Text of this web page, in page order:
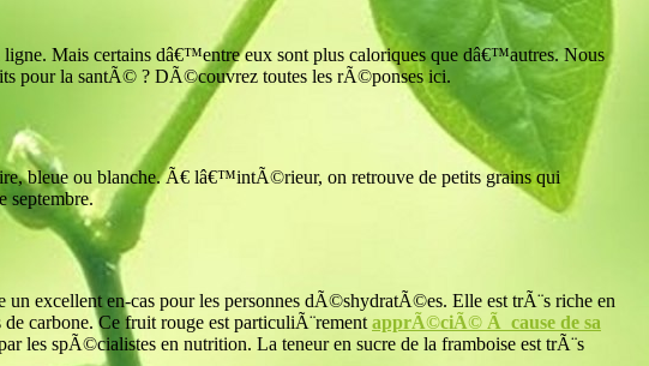
Mais certains dâ€™entre eux sont plus caloriques que dâ€™autres. Nous
pour la santÃ© ? DÃ©couvrez toutes les rÃ©ponses ici.
bleue ou blanche. Ã€ lâ€™intÃ©rieur, on retrouve de petits grains qui
septembre.
excellent en-cas pour les personnes dÃ©shydratÃ©es. Elle est trÃ¨s riche en
carbone. Ce fruit rouge est particuliÃ¨rement apprÃ©ciÃ© Ã cause de sa
les spÃ©cialistes en nutrition. La teneur en sucre de la framboise est trÃ¨s